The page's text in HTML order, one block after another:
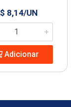
8,14/UN
Adicionar